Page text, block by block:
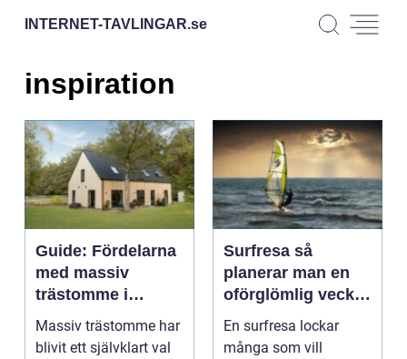
INTERNET-TAVLINGAR.se
inspiration
Guide: Fördelarna
med massiv
trästomme i
moderna villor
Massiv trästomme har
blivit ett självklart val
Surfresa så
planerar man en
oförglömlig vecka
i vågorna
En surfresa lockar
många som vill